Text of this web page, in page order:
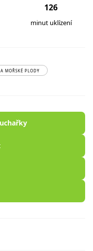
126
minut uklízení
MOŘSKÉ PLODY